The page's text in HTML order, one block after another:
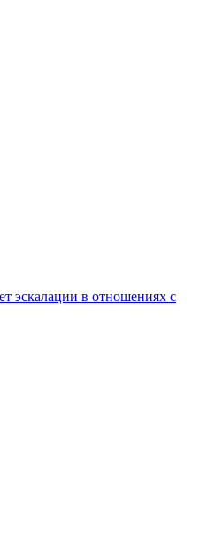
эскалации в отношениях с